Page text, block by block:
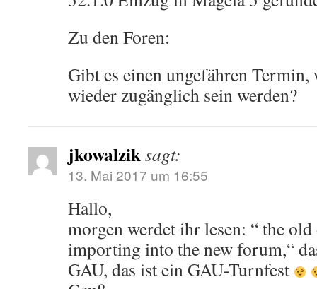
Zu den Foren:
Gibt es einen ungefähren Termin,
wieder zugänglich sein werden?
jkowalziksagt:
13. Mai 2017 um 16:55
Hallo,
morgen werdet ihr lesen: “ the old
importing into the new forum,“
GAU, das ist ein GAU-Turnfest